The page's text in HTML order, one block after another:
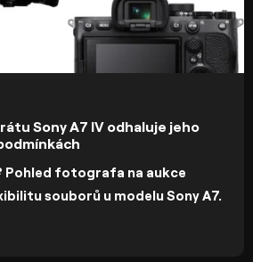
Sony A7 IV odhaluje jeho
Pohled fotografa na aukce
souborů u modelu Sony A7.